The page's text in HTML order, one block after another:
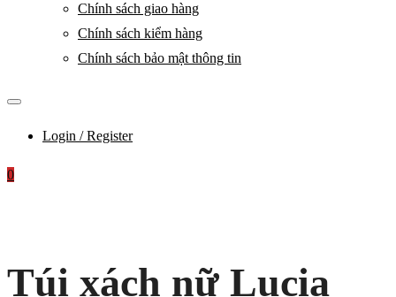
Chính sách giao hàng
Chính sách kiểm hàng
Chính sách bảo mật thông tin
Login / Register
0
Túi xách nữ Lucia